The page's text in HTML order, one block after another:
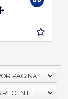
PÁGINA
RECENTE